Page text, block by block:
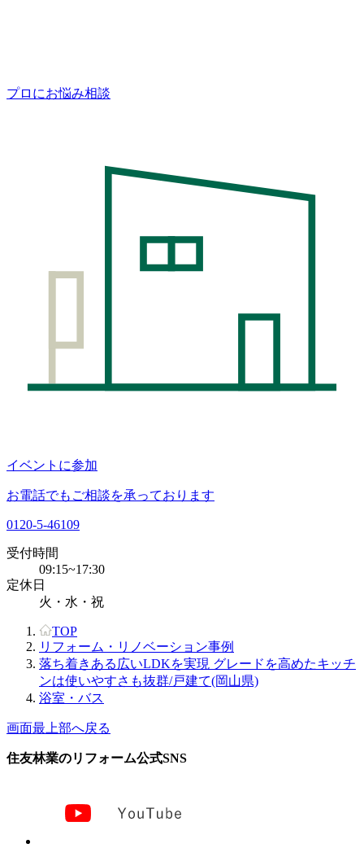
プロにお悩み相談
イベントに参加
お電話でもご相談を承っております
0120-5-46109
受付時間
09:15~17:30
定休日
火・水・祝
TOP
リフォーム・リノベーション事例
落ち着きある広いLDKを実現 グレードを高めたキッチ
ンは使いやすさも抜群/戸建て(岡山県)
浴室・バス
画面最上部へ戻る
住友林業のリフォーム公式SNS